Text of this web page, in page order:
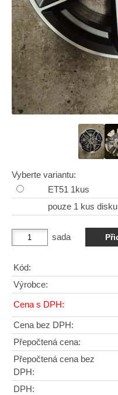
Vyberte variantu:
ET51 1kus
pouze 1 kus disku
sada
Kód:
Výrobce:
Cena s DPH:
Cena bez DPH:
Přepočtená cena:
Přepočtená cena bez
DPH:
DPH: